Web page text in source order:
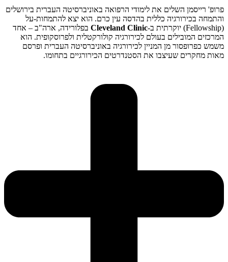
פרופ' רייסמן השלים את לימודי הרפואה באוניברסיטה העברית בירושלים
והתמחה בכירורגיה כללית בהדסה עין כרם. הוא יצא להתמחות-על
(Fellowship) יוקרתית ב-
Cleveland Clinic בפלורידה, ארה"ב – אחד
המרכזים המובילים בעולם לכירורגיה קולורקטלית ולפרוסקופית. הוא
משמש כפרופסור מן המניין לכירורגיה באוניברסיטה העברית ופרסם
מאות מחקרים שעיצבו את הסטנדרטים הכירורגיים בתחומו.